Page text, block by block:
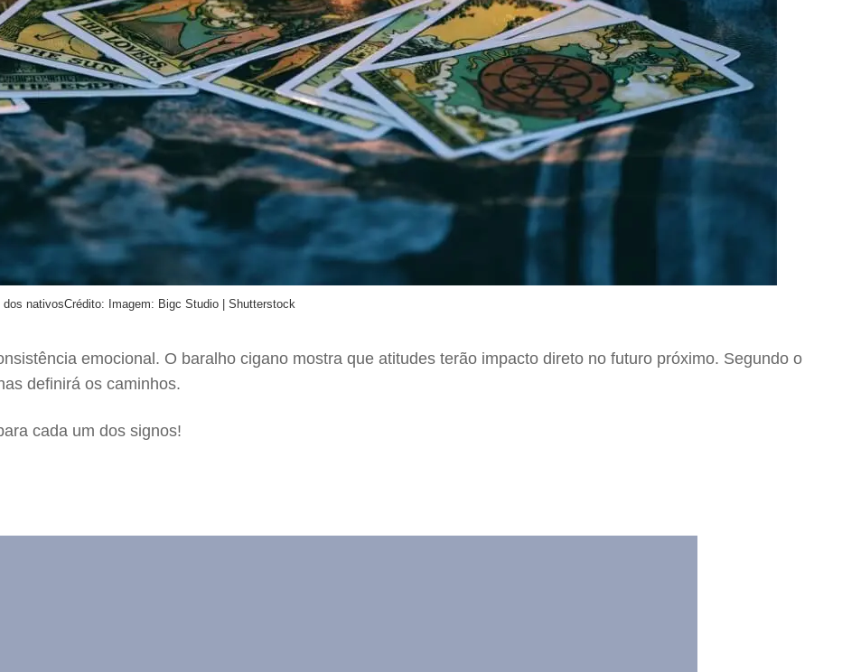
dos nativosCrédito: Imagem: Bigc Studio | Shutterstock
emocional. O baralho cigano mostra que atitudes terão impacto direto no futuro próximo. Segundo o
definirá os caminhos.
cada um dos signos!